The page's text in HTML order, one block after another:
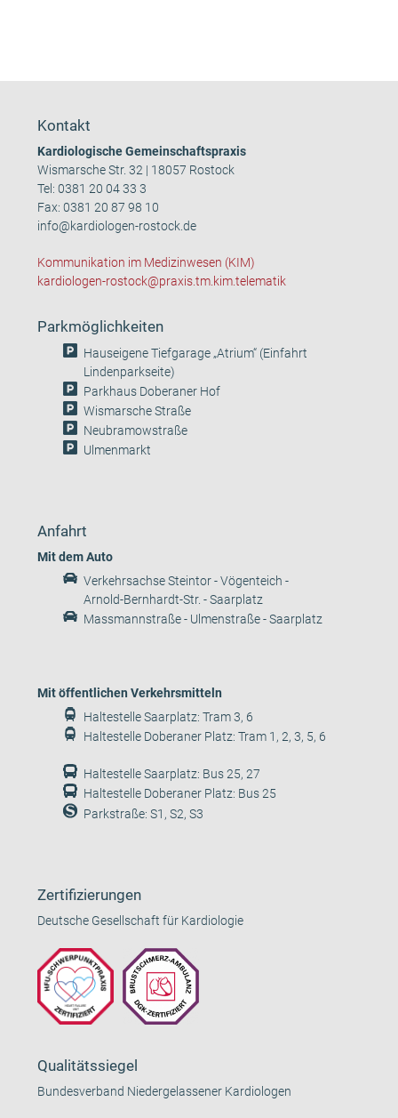
Kontakt
Kardiologische Gemeinschaftspraxis
Wismarsche Str. 32 | 18057 Rostock
Tel:0381 20 04 33 3
Fax: 0381 20 87 98 10
info@kardiologen-rostock.de
Kommunikation im Medizinwesen (KIM)
kardiologen-rostock@praxis.tm.kim.telematik
Parkmöglichkeiten
Hauseigene Tiefgarage „Atrium“ (Einfahrt
Lindenparkseite)
Parkhaus Doberaner Hof
Wismarsche Straße
Neubramowstraße
Ulmenmarkt
Anfahrt
Mit dem Auto
Verkehrsachse Steintor - Vögenteich -
Arnold-Bernhardt-Str. - Saarplatz
Massmannstraße - Ulmenstraße - Saarplatz
Mit öffentlichen Verkehrsmitteln
Haltestelle Saarplatz: Tram 3, 6
Haltestelle Doberaner Platz: Tram 1, 2, 3, 5, 6
Haltestelle Saarplatz: Bus 25, 27
Haltestelle Doberaner Platz: Bus 25
Parkstraße: S1, S2, S3
Zertifizierungen
Deutsche Gesellschaft für Kardiologie
Qualitätssiegel
Bundesverband Niedergelassener Kardiologen